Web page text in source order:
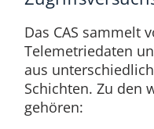
Das CAS sammelt
Telemetriedaten
aus
Schichten. Zu den
gehören: